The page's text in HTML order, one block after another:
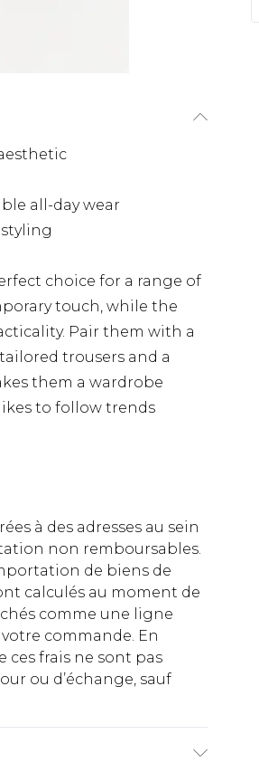
all-day wear
choice for a range of
touch, while the
Pair them with a
trousers and a
them a wardrobe
to follow trends
à des adresses au sein
non remboursables.
de biens de
calculés au moment de
comme une ligne
commande. En
ces frais ne sont pas
ou d’échange, sauf